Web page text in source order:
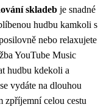
skladeb je snadné
hudbu kamkoli s
nebo relaxujete
YouTube Music
hudbu kdekoli a
vydáte na dlouhou
zpříjemní celou cestu